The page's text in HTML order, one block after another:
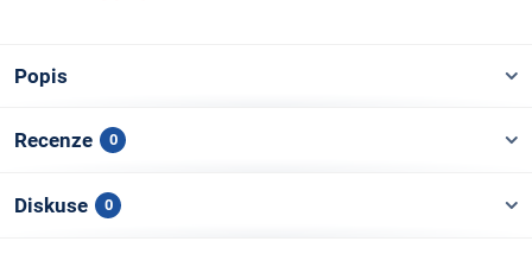
Popis
Recenze 0
Diskuse 0